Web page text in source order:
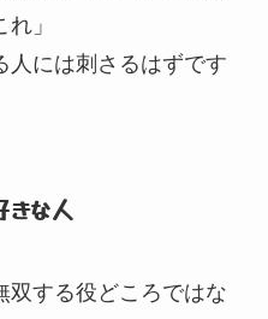
」
人には刺さるはずです
な人
双する役どころではな